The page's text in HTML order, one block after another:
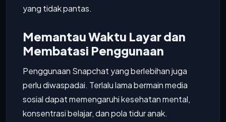
yang tidak pantas.
Memantau Waktu Layar dan
Membatasi Penggunaan
Penggunaan Snapchat yang berlebihan juga
perlu diwaspadai. Terlalu lama bermain media
sosial dapat memengaruhi kesehatan mental,
konsentrasi belajar, dan pola tidur anak.